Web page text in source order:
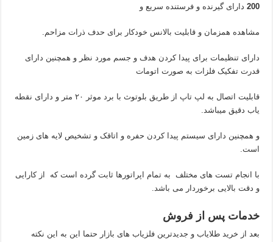
200 دارای گیرنده و فرستنده سریع و
مشاهده همزمان و قابلیت بالانس خودکار برای حدف ذرات مزاحم.
دارای تنظیمات برای پیدا کردن هدف و جسم مورد نظر و همچنین دارای
قدرت تفکیک فلزات به صورت اتومات
قابلیت اتصال به لپ تاپ از طریق بلوتوث با برد موثر ۲۰ متر و دارای نقطه
یاب دقیق میباشد.
و همچنین دارای سیستم پیدا کردن حفره و اتاقک و تشخیص لایه های زمین
است.
با انجام تست های مختلف به تمام اپراتورها ثابت گرده است که از کارایی
و دقت بالایی برخوردار می باشد.
خدمات پس از فروش
بعد از خرید طلایاب و جدیدترین فلزیاب های بازار حتما این به این نکته